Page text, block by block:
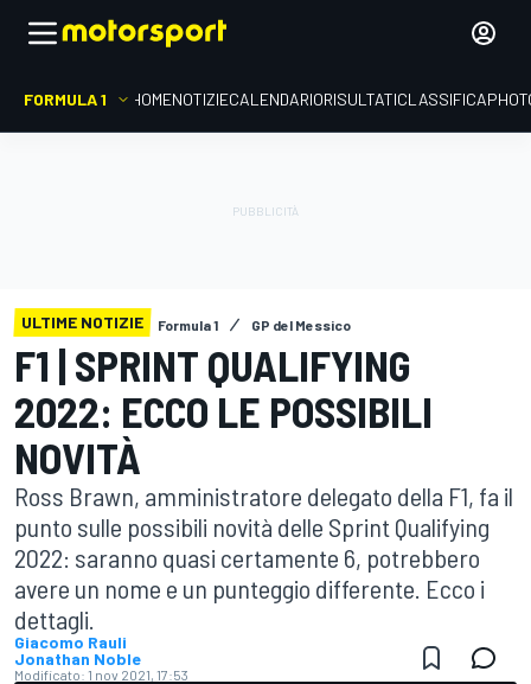
FORMULA 1 HOMENOTIZIECALENDARIORISULTATICLASSIFICA
ULTIME NOTIZIE Formula 1 GP del Messico
F1 | SPRINT QUALIFYING
2022: ECCO LE POSSIBILI
NOVITÀ
Ross Brawn, amministratore delegato della F1, fa il
punto sulle possibili novità delle Sprint Qualifying
2022: saranno quasi certamente 6, potrebbero
avere un nome e un punteggio differente. Ecco i
dettagli.
Giacomo Rauli
Jonathan Noble
Modificato: 1 nov 2021, 17:53